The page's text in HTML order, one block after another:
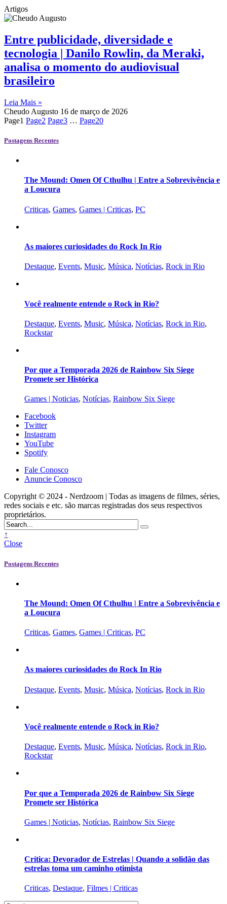
Artigos
Entre publicidade, diversidade e
tecnologia | Danilo Rowlin, da Meraki,
analisa o momento do audiovisual
brasileiro
Leia Mais »
Cheudo Augusto 16 de março de 2026
Page1 Page2 Page3 … Page20
Postagens Recentes
The Mound: Omen Of Cthulhu | Entre a Sobrevivência e
a Loucura
Criticas, Games, Games | Criticas, PC
As maiores curiosidades do Rock In Rio
Destaque, Events, Music, Música, Notícias, Rock in Rio
Você realmente entende o Rock in Rio?
Destaque, Events, Music, Música, Notícias, Rock in Rio,
Rockstar
Por que a Temporada 2026 de Rainbow Six Siege
Promete ser Histórica
Games | Noticias, Notícias, Rainbow Six Siege
Facebook
Twitter
Instagram
YouTube
Spotify
Fale Conosco
Anuncie Conosco
Copyright © 2024 - Nerdzoom | Todas as imagens de filmes, séries,
redes sociais e etc. são marcas registradas dos seus respectivos
proprietários.
↑
Close
Postagens Recentes
The Mound: Omen Of Cthulhu | Entre a Sobrevivência e
a Loucura
Criticas, Games, Games | Criticas, PC
As maiores curiosidades do Rock In Rio
Destaque, Events, Music, Música, Notícias, Rock in Rio
Você realmente entende o Rock in Rio?
Destaque, Events, Music, Música, Notícias, Rock in Rio,
Rockstar
Por que a Temporada 2026 de Rainbow Six Siege
Promete ser Histórica
Games | Noticias, Notícias, Rainbow Six Siege
Crítica: Devorador de Estrelas | Quando a solidão das
estrelas toma um caminho otimista
Criticas, Destaque, Filmes | Criticas